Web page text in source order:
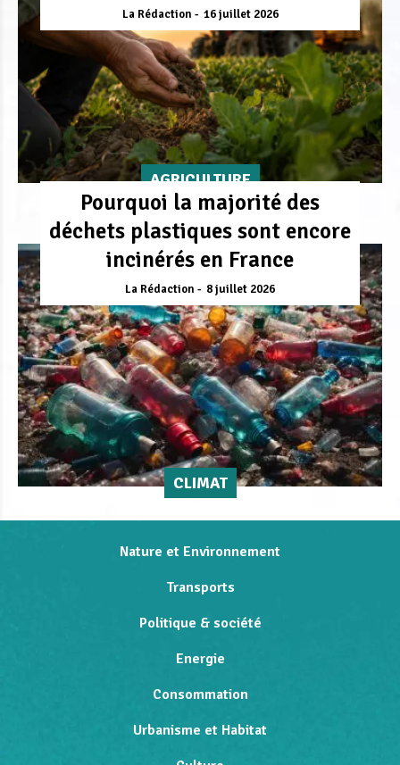
La Rédaction 16 juillet 2026
AGRICULTURE
Pourquoi la majorité des
déchets plastiques sont encore
incinérés en France
La Rédaction 8 juillet 2026
CLIMAT
Nature et Environnement
Transports
Politique & société
Energie
Consommation
Urbanisme et Habitat